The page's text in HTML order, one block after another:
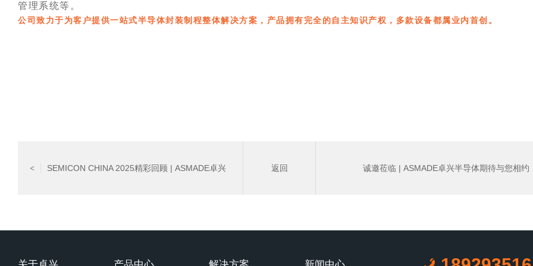
管理系统等。
公司致力于为客户提供一站式半导体封装制程整体解决方案，产品拥有完全的自主知识产权，多款设备都属业内首创。
< SEMICON CHINA 2025精彩回顾 | ASMADE卓兴 诚邀莅临 | ASMADE卓兴半导体期待与您相约
返回